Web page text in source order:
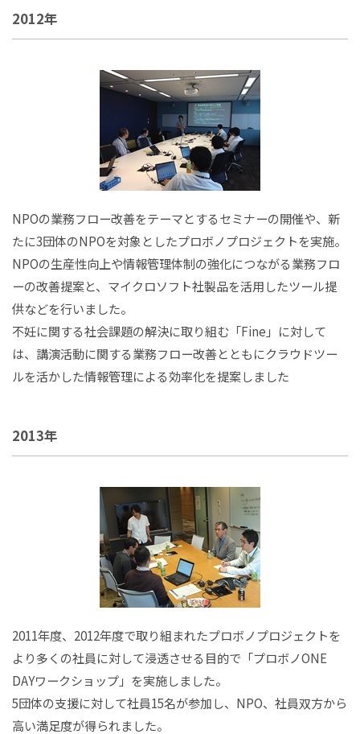
2012年
NPOの業務フロー改善をテーマとするセミナーの開催や、新
たに3団体のNPOを対象としたプロボノプロジェクトを実施。
NPOの生産性向上や情報管理体制の強化につながる業務フロ
ーの改善提案と、マイクロソフト社製品を活用したツール提
供などを行いました。
不妊に関する社会課題の解決に取り組む「Fine」に対して
は、講演活動に関する業務フロー改善とともにクラウドツー
ルを活かした情報管理による効率化を提案しました
2013年
2011年度、2012年度で取り組まれたプロボノプロジェクトを
より多くの社員に対して浸透させる目的で「プロボノONE
DAYワークショップ」を実施しました。
5団体の支援に対して社員15名が参加し、NPO、社員双方から
高い満足度が得られました。